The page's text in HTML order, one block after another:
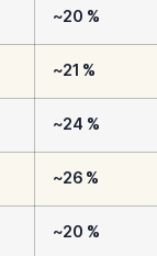
~20 %
~21 %
~24 %
~26 %
~20 %